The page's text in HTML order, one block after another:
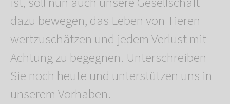
dazu bewegen, das Leben von Tieren
wertzuschätzen und jedem Verlust mit
Achtung zu begegnen. Unterschreiben
Sie noch heute und unterstützen uns in
unserem Vorhaben.